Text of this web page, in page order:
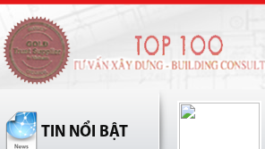
TIN NỔI BẬT